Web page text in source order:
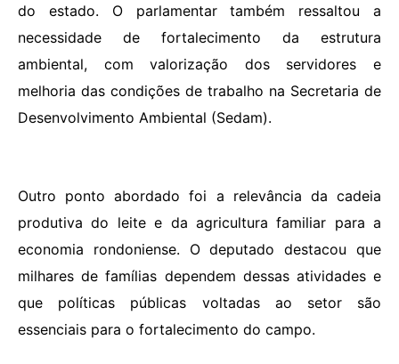
do estado. O parlamentar também ressaltou a
necessidade de fortalecimento da estrutura
ambiental, com valorização dos servidores e
melhoria das condições de trabalho na Secretaria de
Desenvolvimento Ambiental (Sedam).
Outro ponto abordado foi a relevância da cadeia
produtiva do leite e da agricultura familiar para a
economia rondoniense. O deputado destacou que
milhares de famílias dependem dessas atividades e
que políticas públicas voltadas ao setor são
essenciais para o fortalecimento do campo.